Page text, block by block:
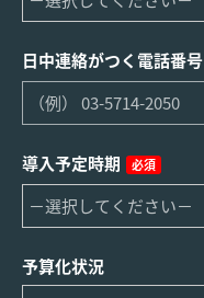
日中連絡がつく電話番号
導入予定時期 必須
予算化状況